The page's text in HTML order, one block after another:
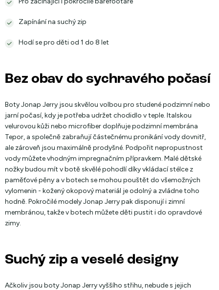
Zapínání na suchý zip
Hodí se pro děti od 1 do 8 let
Bez obav do sychravého počasí
Boty Jonap Jerry jsou skvělou volbou pro studené podzimní nebo
jarní počasí, kdy je potřeba udržet chodidlo v teple. Italskou
velurovou kůži nebo microfiber doplňuje podzimní membrána
Tepor, a společně zabraňují částečnému pronikání vody dovnitř,
ale zároveň jsou maximálně prodyšné. Podpořit nepropustnost
vody můžete vhodným impregnačním přípravkem. Malé dětské
nožky budou mít v botě skvělé pohodlí díky vkládací stélce z
paměťové pěny a v botech se mohou pouštět do všemožných
vylomenin - kožený okopový materiál je odolný a zvládne toho
hodně. Pokročilé modely Jonap Jerry pak disponují i zimní
membránou, takže v botech můžete děti pustit i do opravdové
zimy.
Suchý zip a veselé designy
Ačkoliv jsou boty Jonap Jerry vyššího střihu, nebude s jejich